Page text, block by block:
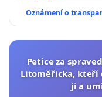
Oznámení o
Petice za
Litoměřicka, kteří
ji a